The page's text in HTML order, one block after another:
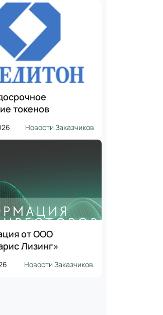
токенов
Новости Заказчиков
от ООО
Лизинг»
Новости Заказчиков